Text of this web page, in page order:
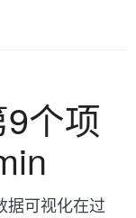
个项
据可视化在过